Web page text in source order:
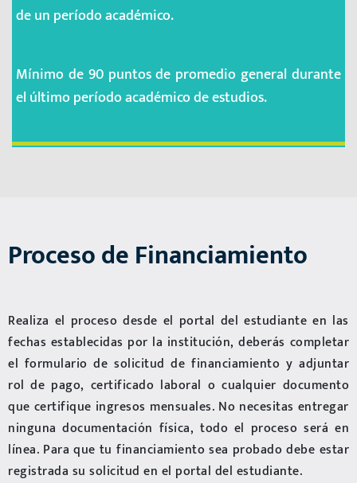
de un período académico.
Mínimo de 90 puntos de promedio general durante
el último período académico de estudios.
Proceso de Financiamiento
Realiza el proceso desde el portal del estudiante en las
fechas establecidas por la institución, deberás completar
el formulario de solicitud de financiamiento y adjuntar
rol de pago, certificado laboral o cualquier documento
que certifique ingresos mensuales. No necesitas entregar
ninguna documentación física, todo el proceso será en
línea. Para que tu financiamiento sea probado debe estar
registrada su solicitud en el portal del estudiante.